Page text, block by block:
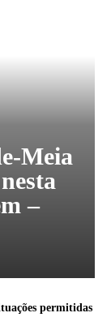
Meia
–
permitidas